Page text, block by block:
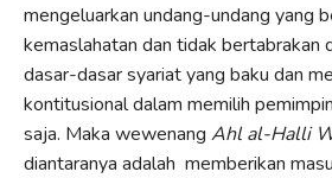
mengeluarkan undang-undang yang
kemaslahatan dan tidak bertabrakan
dasar-dasar syariat yang baku dan
kontitusional dalam memilih
saja. Maka wewenang Ahl al-Halli
diantaranya adalah memberikan